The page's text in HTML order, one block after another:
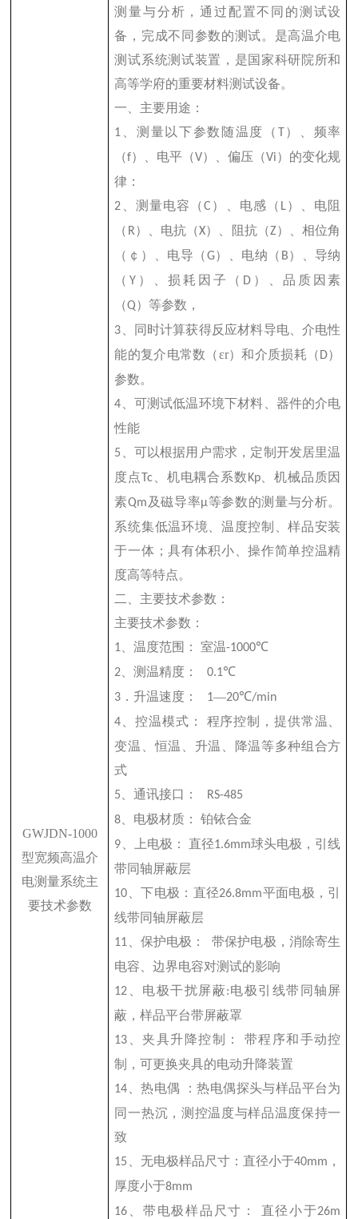
GWJDN-1000
型宽频高温介
电测量系统主
要技术参数
测量与分析，通过配置不同的测试设
备，完成不同参数的测试。是高温介电
测试系统测试装置，是国家科研院所和
高等学府的重要材料测试设备。
一、主要用途：
1 、测量以下参数随温度（
）、频率
（f）、电平（V）、偏压（Vi）的变化规
律：
2 、测量电容（C ）、电感（ L）、电阻
（ R）、电抗（X）、阻抗（Z）、相位角
（ ￠ ）、电导（G）、电纳（ B）、导纳
（Y ）、损耗因子（ D ）、品质因素
（Q）等参数，
3 、同时计算获得反应材料导电、介电性
能的复介电常数（εr）和介质损耗（ D）
参数。
4 、可测试低温环境下材料、器件的介电
性能
5
、可以根据用户需求，定制开发居里温
度点 Tc 、机电耦合系数 Kp、机械品质因
素Qm 及磁导率μ等参数的测量与分析。
系统集低温环境、温度控制、样品安装
于一体；具有体积小、操作简单控温精
度高等特点。
二、主要技术参数：
主要技术参数：
1 、温度范围： 室温-1000℃
2 、测温精度： 0.1℃
3 ．升温速度： 1—20℃/min
4 、控温模式：
程序控制，提供常温、
变温、恒温、升温、降温等多种组合方
式
5 、通讯接口：
RS-485
8 、电极材质： 铂铱合金
9 、上电极： 直径1.6mm球头电极，引线
带同轴屏蔽层
10 、下电极：直径26.8mm平面电极，引
线带同轴屏蔽层
11 、保护电极：
带保护电极，消除寄生
电容、边界电容对测试的影响
12 、电极干扰屏蔽:电极引线带同轴屏
蔽，样品平台带屏蔽罩
13 、夹具升降控制：
带程序和手动控
制，可更换夹具的电动升降装置
14 、热电偶
：热电偶探头与样品平台为
同一热沉，测控温度与样品温度保持一
致
15 、无电极样品尺寸：直径小于40mm ，
厚度小于8mm
16 、带电极样品尺寸： 直径小于26m